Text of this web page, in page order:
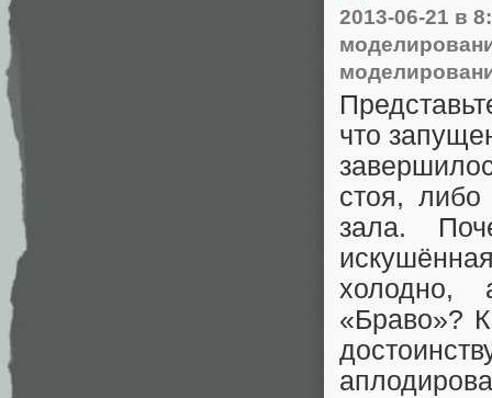
2013-06-21 в
что
стоя,
зала.
холодно,
«Браво»?